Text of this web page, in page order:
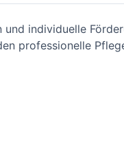
individuelle
professionelle